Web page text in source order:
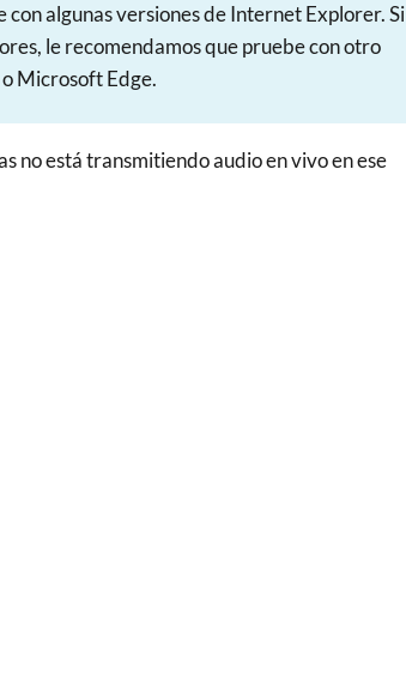
algunas versiones de Internet Explorer. Si
le recomendamos que pruebe con otro
Microsoft Edge.
no está transmitiendo audio en vivo en ese